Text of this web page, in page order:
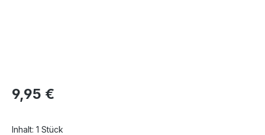
Regulärer Preis:
9,95 €
Inhalt: 1 Stück